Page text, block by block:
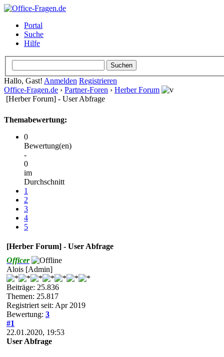
Portal
Suche
Hilfe
Hallo, Gast! Anmelden Registrieren
Office-Fragen.de › Partner-Foren › Herber Forum
[Herber Forum] - User Abfrage
Themabewertung:
0
Bewertung(en)
-
0
im
Durchschnitt
1
2
3
4
5
[Herber Forum] - User Abfrage
Officer
Alois [Admin]
Beiträge: 25.836
Themen: 25.817
Registriert seit: Apr 2019
Bewertung: 3
#1
22.01.2020, 19:53
User Abfrage